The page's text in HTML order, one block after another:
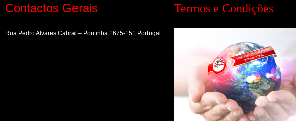
Contactos Gerais
Rua Pedro Alvares Cabral – Pontinha 1675-151 Portugal
Termos e Condições